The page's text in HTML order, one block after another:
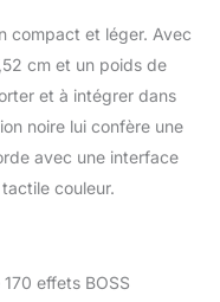
compact et léger. Avec
cm et un poids de
et à intégrer dans
noire lui confère une
avec une interface
couleur.
effets BOSS